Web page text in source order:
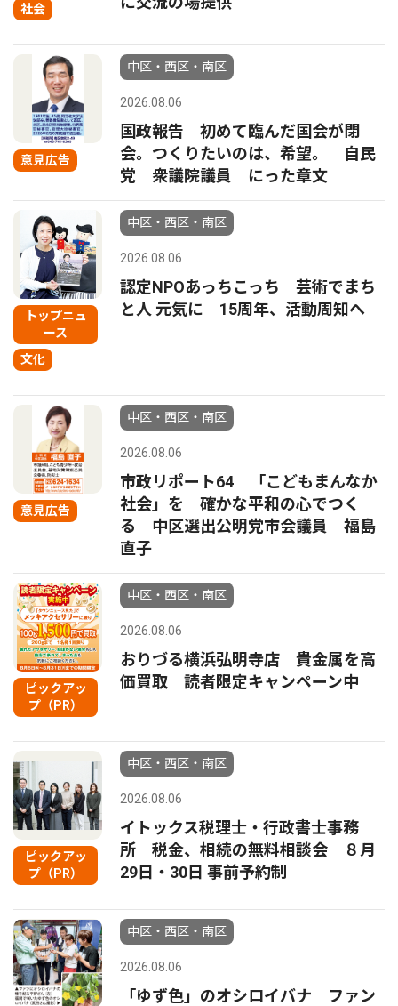
社会
意見広告
中区・西区・南区
2026.08.06
国政報告 初めて臨んだ国会が閉
会。つくりたいのは、希望。 自民
党 衆議院議員 にった章文
トップニュ
ース
文化
中区・西区・南区
2026.08.06
認定NPOあっちこっち 芸術でまち
と人 元気に 15周年、活動周知へ
意見広告
中区・西区・南区
2026.08.06
市政リポート64 「こどもまんなか
社会」を 確かな平和の心でつく
る 中区選出公明党市会議員 福島
直子
ピックアッ
プ（PR）
中区・西区・南区
2026.08.06
おりづる横浜弘明寺店 貴金属を高
価買取 読者限定キャンペーン中
ピックアッ
プ（PR）
中区・西区・南区
2026.08.06
イトックス税理士・行政書士事務
所 税金、相続の無料相談会 ８月
29日・30日 事前予約制
中区・西区・南区
2026.08.06
「ゆず色」のオシロイバナ ファン